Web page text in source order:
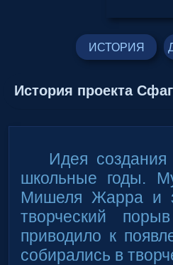
ИСТОРИЯ
История проекта
Идея
школьные годы.
Мишеля Жарра и
творческий
приводило к
собирались в